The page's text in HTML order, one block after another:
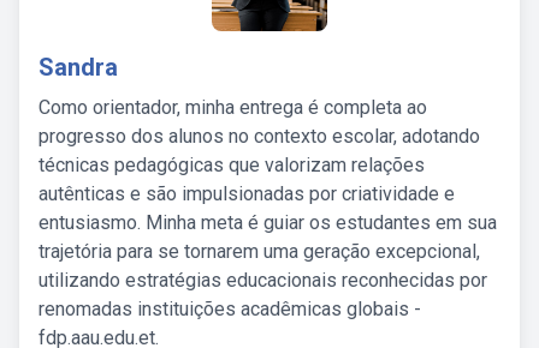
Sandra
Como orientador, minha entrega é completa ao
progresso dos alunos no contexto escolar, adotando
técnicas pedagógicas que valorizam relações
autênticas e são impulsionadas por criatividade e
entusiasmo. Minha meta é guiar os estudantes em sua
trajetória para se tornarem uma geração excepcional,
utilizando estratégias educacionais reconhecidas por
renomadas instituições acadêmicas globais -
fdp.aau.edu.et.